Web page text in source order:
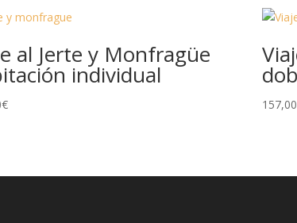
al Jerte y Monfragüe
individual
€ 157,00